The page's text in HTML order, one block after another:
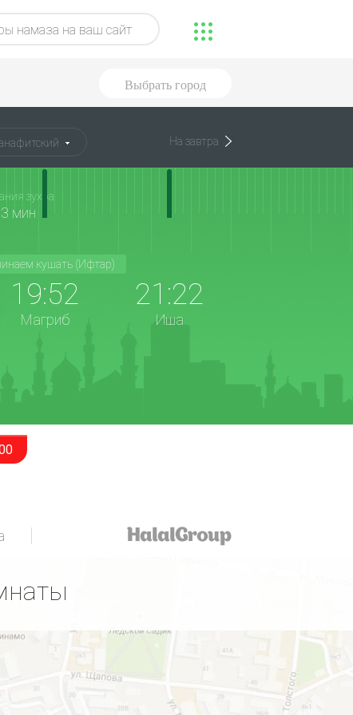
намаза на ваш сайт
Выбрать город
На завтра
зухра
мин
кушать (Ифтар)
19:52
Магриб
21:22
Иша